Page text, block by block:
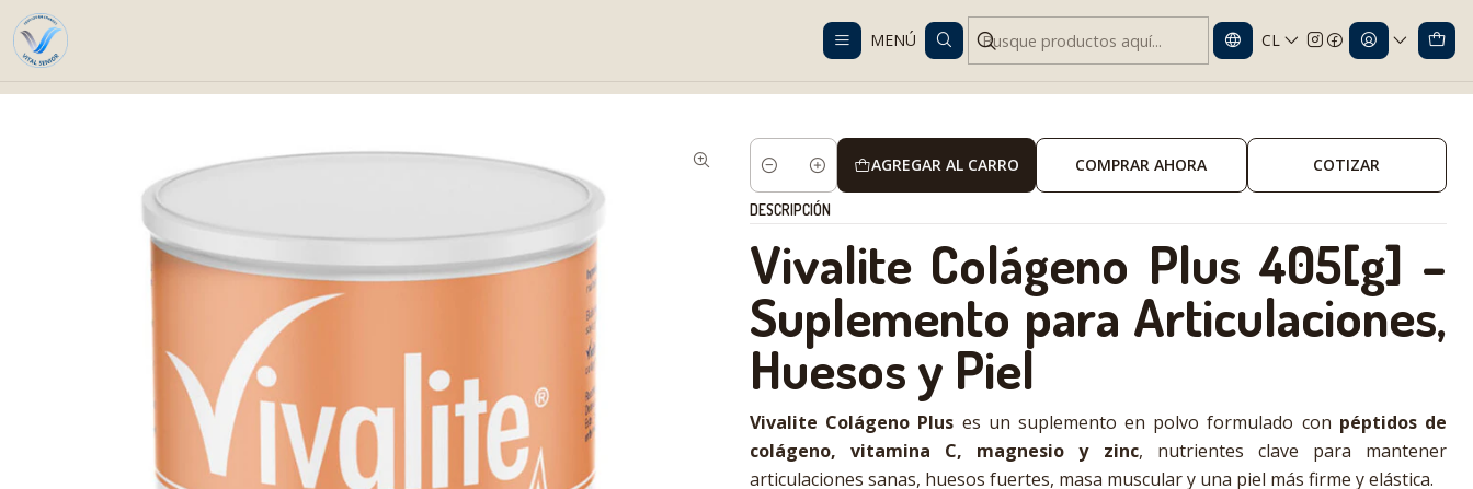
MENÚ CL
Despacho gratis en RM desde $100.000. Revisa las condiciones.
Vivalite Colágeno Plus 405[g] | Suplemento Articulaciones y Piel
Cantidad
AGREGAR AL CARRO COMPRAR AHORA COTIZAR
DESCRIPCIÓN
Vivalite Colágeno Plus 405[g] –
Suplemento para Articulaciones,
Huesos y Piel
Vivalite Colágeno Plus es un suplemento en polvo formulado con péptidos de
colágeno, vitamina C, magnesio y zinc, nutrientes clave para mantener
articulaciones sanas, huesos fuertes, masa muscular y una piel más firme y elástica.